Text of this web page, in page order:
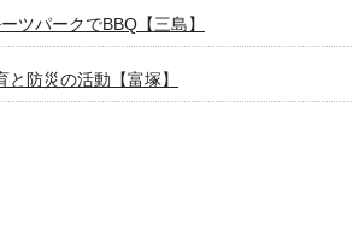
ツパークでBBQ【三島】
防災の活動【富塚】